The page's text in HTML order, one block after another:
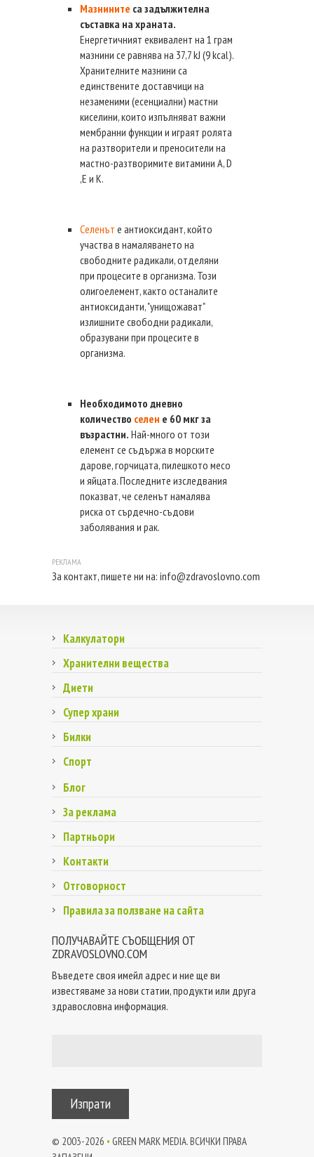
Мазнините са задължителна
съставка на храната.
Енергетичният еквивалент на 1 грам
мазнини се равнява на 37,7 kJ (9 kcal).
Хранителните мазнини са
единствените доставчици на
незаменими (есенциални) мастни
киселини, които изпълняват важни
мембранни функции и играят ролята
на разтворители и преносители на
мастно-разтворимите витамини А, D
,Е и К.
Селенът е антиоксидант, който
участва в намаляването на
свободните радикали, отделяни
при процесите в организма. Този
олигоелемент, както останалите
антиоксиданти, "унищожават"
излишните свободни радикали,
образувани при процесите в
организма.
Необходимото дневно
количество селен е 60 мкг за
възрастни. Най-много от този
елемент се съдържа в морските
дарове, горчицата, пилешкото месо
и яйцата. Последните изследвания
показват, че селенът намалява
риска от сърдечно-съдови
заболявания и рак.
За контакт, пишете ни на: info@zdravoslovno.com
Калкулатори
Хранителни вещества
Диети
Супер храни
Билки
Спорт
Блог
За реклама
Партньори
Контакти
Отговорност
Правила за ползване на сайта
ПОЛУЧАВАЙТЕ СЪОБЩЕНИЯ ОТ
ZDRAVOSLOVNO.COM
Въведете своя имейл адрес и ние ще ви
известяваме за нови статии, продукти или друга
здравословна информация.
Изпрати
© 2003-2026 • GREEN MARK MEDIA. ВСИЧКИ ПРАВА